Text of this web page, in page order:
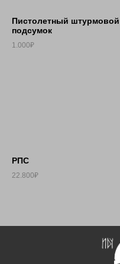
Пистолетный штурмовой
подсумок
1.000₽
РПС
22.800₽